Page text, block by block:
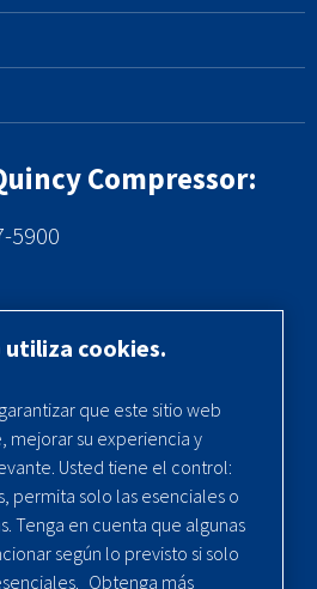
Compressor:
5900
cookies.
que este sitio web
su experiencia y
Usted tiene el control:
permita solo las esenciales o
Tenga en cuenta que algunas
según lo previsto si solo
Obtenga más